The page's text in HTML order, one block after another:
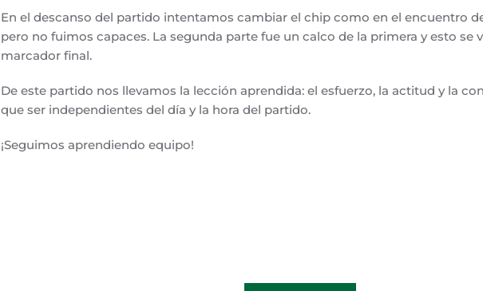
En el descanso del partido intentamos cambiar el chip como en el encuentro
pero no fuimos capaces. La segunda parte fue un calco de la primera y esto se
marcador final.
De este partido nos llevamos la lección aprendida: el esfuerzo, la actitud y la
que ser independientes del día y la hora del partido.
¡Seguimos aprendiendo equipo!